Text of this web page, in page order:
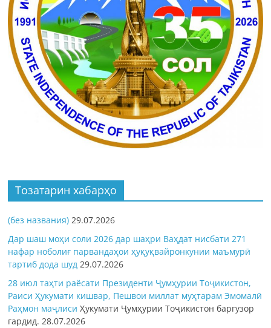
Тозатарин хабарҳо
(без названия) 29.07.2026
Дар шаш моҳи соли 2026 дар шаҳри Ваҳдат нисбати 271
нафар ноболиғ парвандаҳои ҳуқуқвайронкунии маъмурӣ
тартиб дода шуд 29.07.2026
28 июл таҳти раёсати Президенти Ҷумҳурии Тоҷикистон,
Раиси Ҳукумати кишвар, Пешвои миллат муҳтарам Эмомалӣ
Раҳмон маҷлисиҲукумати Ҷумҳурии Тоҷикистон баргузор
гардид.28.07.2026